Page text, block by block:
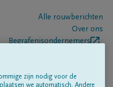
Alle rouwberichten
Over ons
Begrafenisondernemers
zijn nodig voor de
we automatisch. Andere